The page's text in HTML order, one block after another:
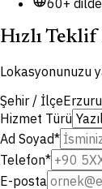
Hızlı
Lokasyonunuzu
Şehir / İlçe
Hizmet Türü
Ad Soyad*
Telefon*
E-posta